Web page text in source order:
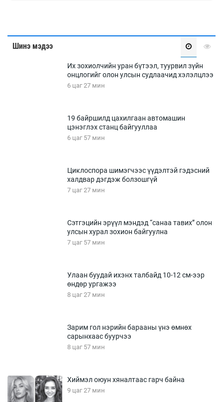
Шинэ мэдээ
Их зохиолчийн уран бүтээл, туурвил зүйн
онцлогийг олон улсын судлаачид хэлэлцлээ
6 цаг 27 мин
19 байршилд цахилгаан автомашин
цэнэглэх станц байгууллаа
6 цаг 57 мин
Циклоспора шимэгчээс үүдэлтэй гэдэсний
халдвар дэгдэж болзошгүй
7 цаг 27 мин
Сэтгэцийн эрүүл мэндэд “санаа тавих” олон
улсын хурал зохион байгуулна
7 цаг 57 мин
Улаан буудай ихэнх талбайд 10-12 см-ээр
өндөр ургажээ
8 цаг 27 мин
Зарим гол нэрийн барааны үнэ өмнөх
сарынхаас буурчээ
8 цаг 57 мин
Хиймэл оюун хяналтаас гарч байна
9 цаг 27 мин